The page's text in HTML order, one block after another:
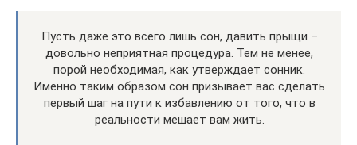
Пусть даже это всего лишь сон, давить прыщи –
довольно неприятная процедура. Тем не менее,
порой необходимая, как утверждает сонник.
Именно таким образом сон призывает вас сделать
первый шаг на пути к избавлению от того, что в
реальности мешает вам жить.